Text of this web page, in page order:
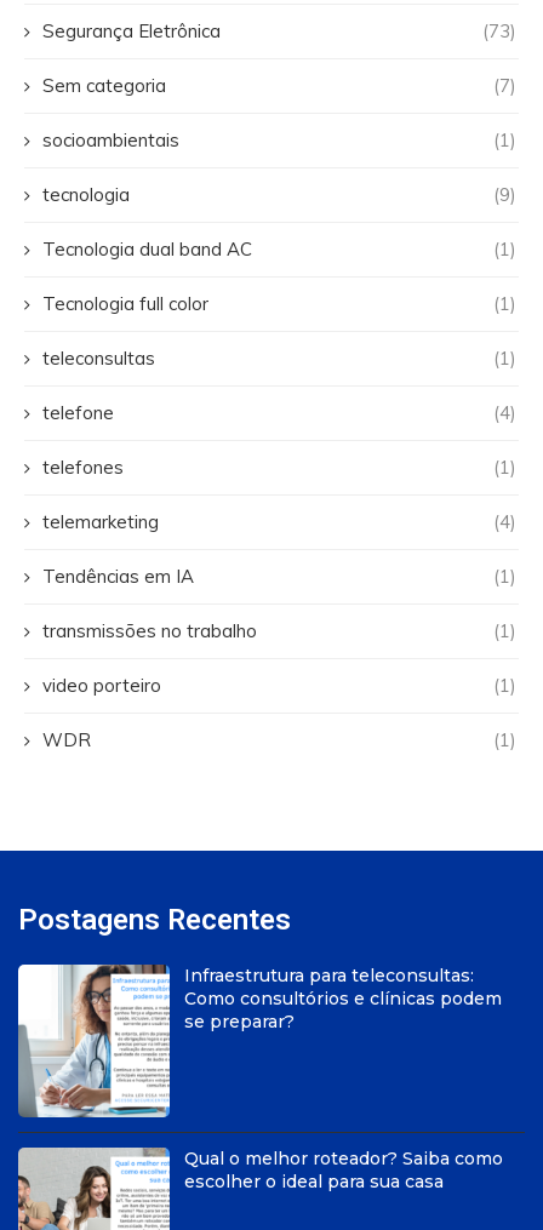
Segurança Eletrônica (73)
Sem categoria (7)
socioambientais (1)
tecnologia (9)
Tecnologia dual band AC (1)
Tecnologia full color (1)
teleconsultas (1)
telefone (4)
telefones (1)
telemarketing (4)
Tendências em IA (1)
transmissões no trabalho (1)
video porteiro (1)
WDR (1)
Postagens Recentes
Infraestrutura para teleconsultas:
Como consultórios e clínicas podem
se preparar?
Qual o melhor roteador? Saiba como
escolher o ideal para sua casa